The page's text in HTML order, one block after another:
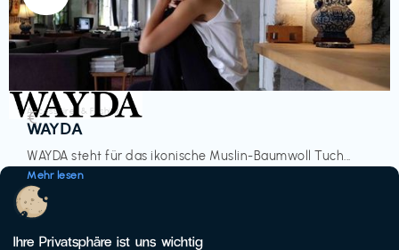
Accessoires & Fashion
WAYDA
WAYDA steht für das ikonische Muslin-Baumwoll Tuch...
Mehr lesen
€‎
Ihre Privatsphäre ist uns wichtig